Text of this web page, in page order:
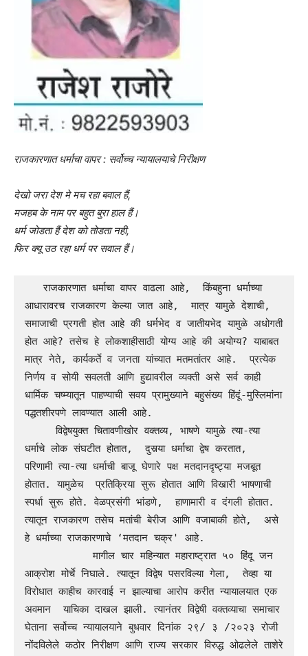
राजकारणात धर्माचा वापर : सर्वोच्च न्यायालयाचे निरीक्षण
देखो जरा देश मे मच रहा बवाल हैं,
मजहब के नाम पर बहुत बुरा हाल हैं।
धर्म जोडता हैं देश को तोडता नही,
फिर क्यू उठ रहा धर्म पर सवाल हैं।
   राजकारणात धर्माचा वापर वाढला आहे,  किंबहुना धर्माच्या
आधारावरच राजकारण केल्या जात आहे,  मात्र यामुळे देशाची,
समाजाची प्रगती होत आहे की धर्मभेद व जातीयभेद यामुळे अधोगती
होत आहे? तसेच हे लोकशाहीसाठी योग्य आहे की अयोग्य? याबाबत
मात्र नेते, कार्यकर्ते व जनता यांच्यात मतमतांतर आहे.  प्रत्येक
निर्णय व सोयी सवलती आणि हुद्यावरील व्यक्ती असे सर्व काही
धार्मिक चष्म्यातून पाहण्याची सवय प्रामुख्याने बहुसंख्य हिंदूं-मुस्लिमांना
पद्धतशीरपणे लावण्यात आली आहे.
     विद्वेषयुक्त चितावणीखोर वक्तव्य, भाषणे यामुळे त्या-त्या
धर्माचे लोक संघटीत होतात,  दुसर्‍या धर्माचा द्वेष करतात,
परिणामी त्या-त्या धर्माची बाजू घेणारे पक्ष मतदानदृष्ट्या मजबूत
होतात. यामुळेच  प्रतिक्रिया सुरू होतात आणि विखारी भाषणाची
स्पर्धा सुरू होते. वेळप्रसंगी भांडणे,  हाणामारी व दंगली होतात.
त्यातून राजकारण तसेच मतांची बेरीज आणि वजाबाकी होते,  असे
हे धर्माच्या राजकारणाचे ‘मतदान चक्र' आहे.
           मागील चार महिन्यात महाराष्ट्रात ५० हिंदू जन
आक्रोश मोर्चे निघाले. त्यातून विद्वेष पसरविल्या गेला,  तेव्हा या
विरोधात काहीच कारवाई न झाल्याचा आरोप करीत न्यायालयात एक
अवमान  याचिका दाखल झाली. त्यानंतर विद्वेषी वक्तव्याचा समाचार
घेताना सर्वोच्च न्यायालयाने बुधवार दिनांक २९/ ३ /२०२३ रोजी
नोंदविलेले कठोर निरीक्षण आणि राज्य सरकार विरुद्ध ओढलेले ताशेरे